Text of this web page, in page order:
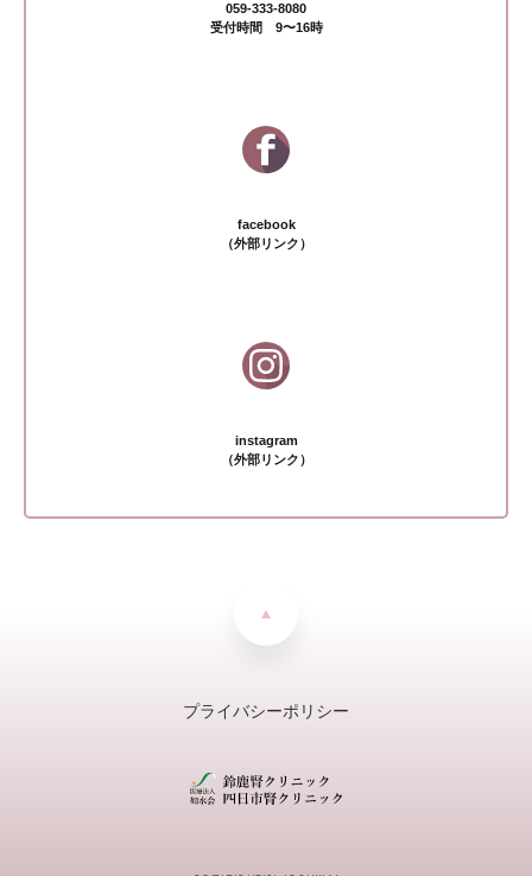
059-333-8080
受付時間 9〜16時
facebook
（外部リンク）
instagram
（外部リンク）
プライバシーポリシー